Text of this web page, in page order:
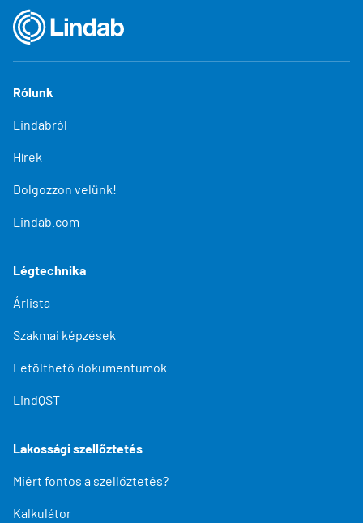
Rólunk
Lindabról
Hírek
Dolgozzon velünk!
Lindab.com
Légtechnika
Árlista
Szakmai képzések
Letölthető dokumentumok
LindQST
Lakossági szellőztetés
Miért fontos a szellőztetés?
Kalkulátor